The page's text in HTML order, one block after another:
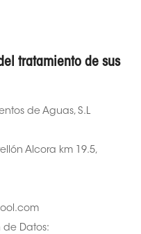
tratamiento de sus
de Aguas, S.L
Alcora km 19.5,
Datos: